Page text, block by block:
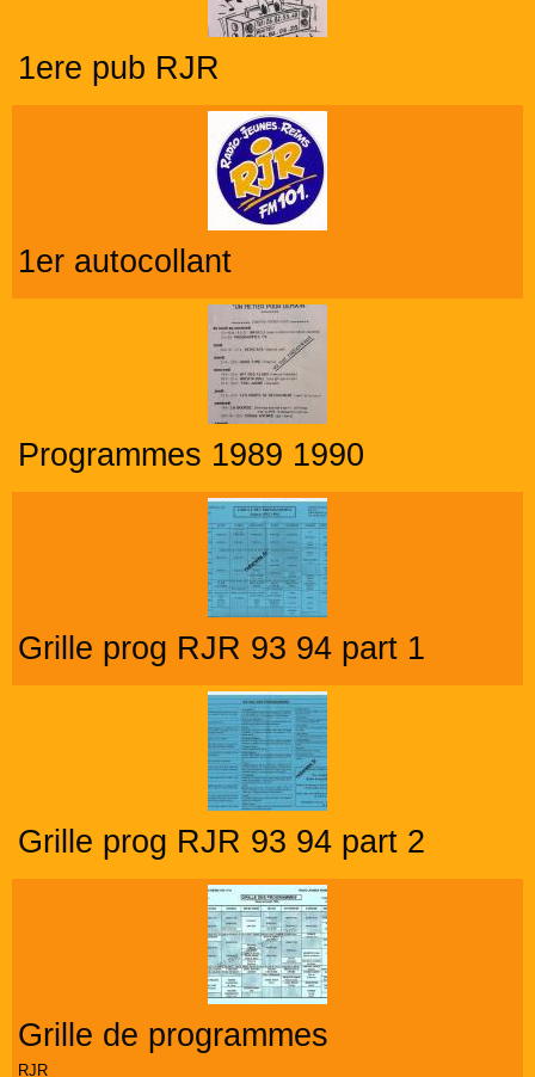
1ere pub RJR
1er autocollant
Programmes 1989 1990
Grille prog RJR 93 94 part 1
Grille prog RJR 93 94 part 2
Grille de programmes
RJR